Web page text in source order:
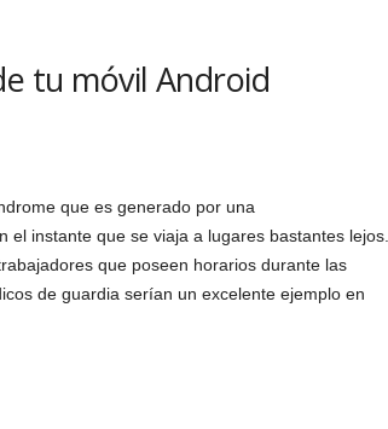
tu móvil Android
que es generado por una
instante que se viaja a lugares bastantes lejos.
que poseen horarios durante las
de guardia serían un excelente ejemplo en